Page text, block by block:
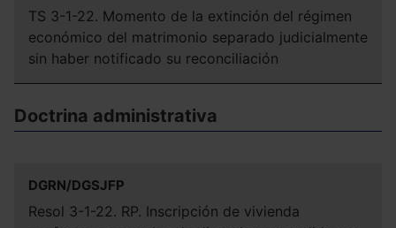
TS 3-1-22. Momento de la extinción del régimen
económico del matrimonio separado judicialmente
sin haber notificado su reconciliación
Doctrina administrativa
DGRN/DGSJFP
Resol 3-1-22. RP. Inscripción de vivienda